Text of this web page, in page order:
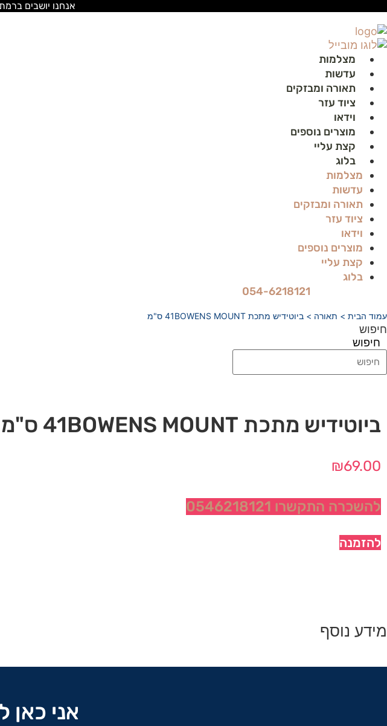
אנחנו יושבים
מצלמות
עדשות
תאורה ומבזקים
ציוד עזר
וידאו
מוצרים נוספים
קצת עליי
בלוג
מצלמות
עדשות
תאורה ומבזקים
ציוד עזר
וידאו
מוצרים נוספים
קצת עליי
בלוג
054-6218121
עמוד הבית > תאורה > ביוטידיש מתכת 41BOWENS MOUNT ס"מ
חיפוש
חיפוש
ביוטידיש מתכת 41BOWENS MOUNT ס"מ
₪69.00
להשכרה התקשרו 0546218121
להזמנה
מידע נוסף
אני